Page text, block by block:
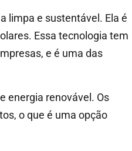
limpa e sustentável. Ela é
Essa tecnologia tem
e é uma das
energia renovável. Os
o que é uma opção